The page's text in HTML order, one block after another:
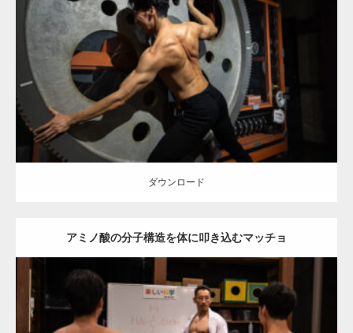
Update:2025.10.30
Category: 科学技術館のマッチョ オレンジの人
AKIHITO(細マッチョ)
背中 千代田区（東京）
ダウンロード
ダウンロード
アミノ酸の分子構造を体に叩き込むマッチョ
Update: 2025.10.30